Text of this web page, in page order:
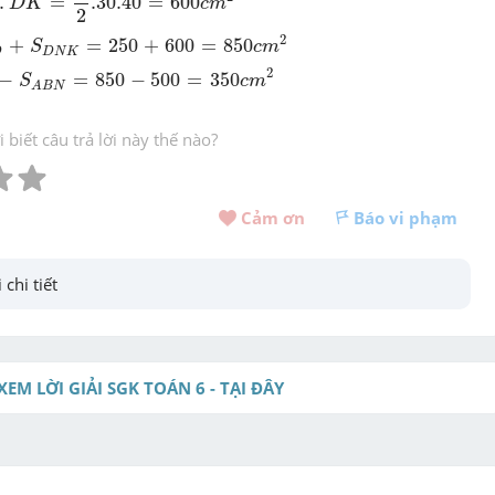
DK
2
cm
+ SDNK = 250 + 600 = 850cm2
D N +600 = 850c 2
SABN = 850 − 500 = 350cm2
BN 500 350cm
câu trả lời này thế nào?
Cảm ơn Báo vi phạm
chi tiết
LỜI GIẢI SGK TOÁN 6 - TẠI ĐÂY